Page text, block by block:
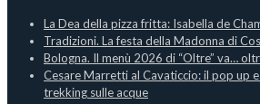
La Dea della pizza fritta: Isabella de
Tradizioni. La festa della Madonna di
Bologna. Il menù 2026 di “Oltre” va…
Cesare Marretti al Cavaticcio: il pop up
trekking sulle acque